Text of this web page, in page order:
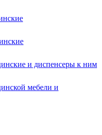
и диспенсеры к ним
мебели и